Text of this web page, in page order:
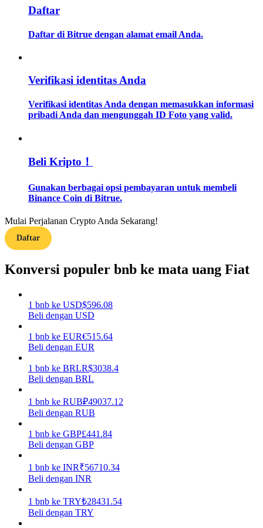
Strategi perdagangan
Pelajari cara untuk tetap menghasilkan keuntungan
Babi Kekuatan
Dapatkan imbalan kompetitif setiap hari
Daftar
Daftar di Bitrue dengan alamat email Anda.
Verifikasi identitas Anda
Verifikasi identitas Anda dengan memasukkan informasi
pribadi Anda dan mengunggah ID Foto yang valid.
Beli Kripto！
Gunakan berbagai opsi pembayaran untuk membeli
Binance Coin di Bitrue.
Mulai Perjalanan Crypto Anda Sekarang!
Daftar
Konversi populer bnb ke mata uang Fiat
1 bnb ke USD$596.08
Beli dengan USD
1 bnb ke EUR€515.64
Beli dengan EUR
1 bnb ke BRLR$3038.4
Beli dengan BRL
1 bnb ke RUB₽49037.12
Beli dengan RUB
1 bnb ke GBP£441.84
Beli dengan GBP
1 bnb ke INR₹56710.34
Beli dengan INR
1 bnb ke TRY₺28431.54
Beli dengan TRY